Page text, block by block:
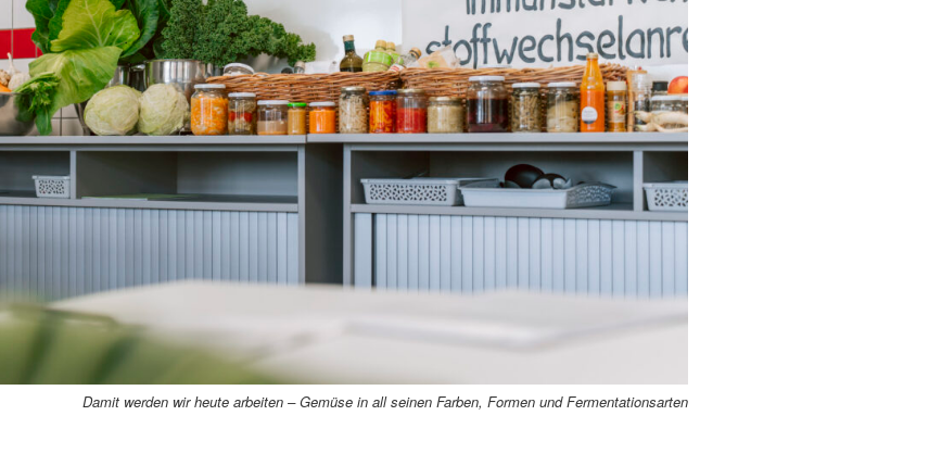
Damit werden wir heute arbeiten – Gemüse in all seinen Farben, Formen und Fermentationsarten